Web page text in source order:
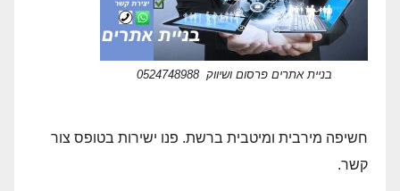
בניית אתרים פרסום ושיווק 0524748988
חשיפה מירבית ומיטבית ברשת. פנו ישירות בטופס צור
קשר.